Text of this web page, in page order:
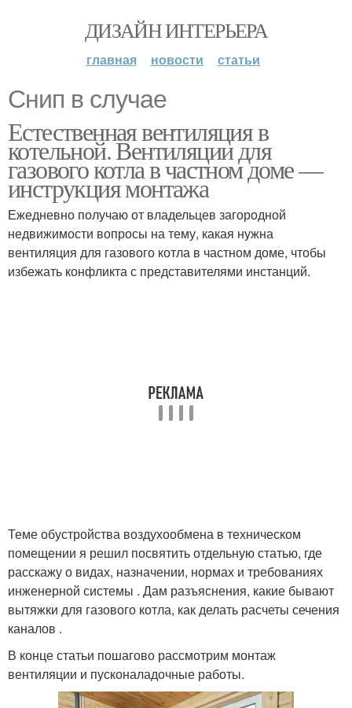
ДИЗАЙН ИНТЕРЬЕРА
главная новости статьи
Снип в случае
Естественная вентиляция в
котельной. Вентиляции для
газового котла в частном доме —
инструкция монтажа
Ежедневно получаю от владельцев загородной
недвижимости вопросы на тему, какая нужна
вентиляция для газового котла в частном доме, чтобы
избежать конфликта с представителями инстанций.
Теме обустройства воздухообмена в техническом
помещении я решил посвятить отдельную статью, где
расскажу о видах, назначении, нормах и требованиях
инженерной системы . Дам разъяснения, какие бывают
вытяжки для газового котла, как делать расчеты сечения
каналов .
В конце статьи пошагово рассмотрим монтаж
вентиляции и пусконаладочные работы.